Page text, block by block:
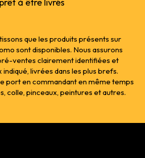
prêt à être livrés
que les produits présents sur
sont disponibles. Nous assurons
ventes clairement identifiées et
livrées dans les plus brefs.
port en commandant en même temps
colle, pinceaux, peintures et autres.